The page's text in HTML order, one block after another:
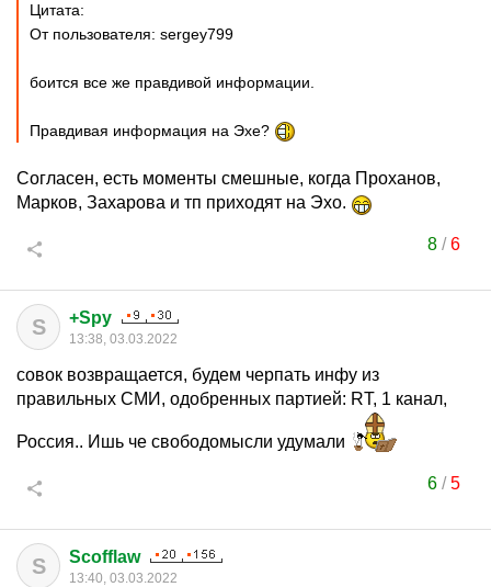
Цитата:
От пользователя: sergey799
боится все же правдивой информации.
Правдивая информация на Эхе?
Согласен, есть моменты смешные, когда Проханов,
Марков, Захарова и тп приходят на Эхо.
8/6
S +Spy
13:38, 03.03.2022
совок возвращается, будем черпать инфу из
правильных СМИ, одобренных партией: RT, 1 канал,
Россия.. Ишь че свободомысли удумали
6/5
S Scofflaw
13:40, 03.03.2022